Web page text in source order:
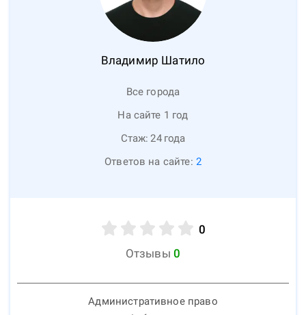
Владимир Шатило
Все города
На сайте 1 год
Стаж: 24 года
Ответов на сайте: 2
0
Отзывы 0
Административное право